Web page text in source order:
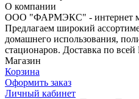
О компании
ООО "ФАРМЭКС" - интернет
Предлагаем широкий
домашнего использования,
стационаров. Доставка по всей
Магазин
Корзина
Оформить заказ
Личный кабинет